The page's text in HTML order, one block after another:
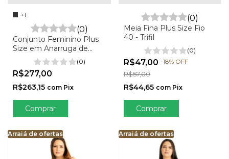
+1
(0)
Conjunto Feminino Plus
Size em Anarruga de
Calça e Blusa Assimétrica
– Mariss
(0)
R$277,00
R$263,15 com Pix
Comprar
(0)
Meia Fina Plus Size Fio
40 - Trifil
(0)
R$47,00 -18% OFF
R$57,00
R$44,65 com Pix
Comprar
Arraiá de ofertas
Arraiá de ofertas Arraiá de ofertas
Arraiá de ofertas
Arraiá de ofertas